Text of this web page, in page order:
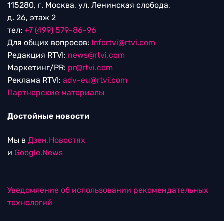
115280, г. Москва, ул. Ленинская слобода,
д. 26, этаж 2
тел: +7 (499) 579-86-96
Для общих вопросов: Infortvi@rtvi.com
Редакция RTVI: news@rtvi.com
Маркетинг/PR: pr@rtvi.com
Реклама RTVI: adv-eu@rtvi.com
Партнерские материалы
Достойные новости
Мы в Дзен.Новостях
и Google.News
Уведомление об использовании рекомендательных
технологий